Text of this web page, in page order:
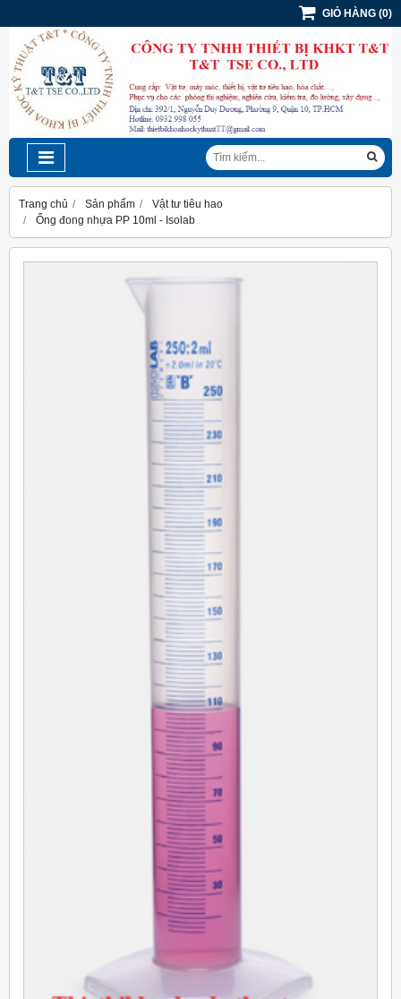
GIỎ HÀNG (0)
Trang chủ Sản phẩm
Vật tư tiêu hao
Ống đong nhựa PP 10ml - Isolab